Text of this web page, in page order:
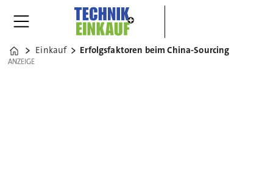
Home
Einkauf Erfolgsfaktoren beim China-Sourcing
ANZEIGE
ANZEIGE